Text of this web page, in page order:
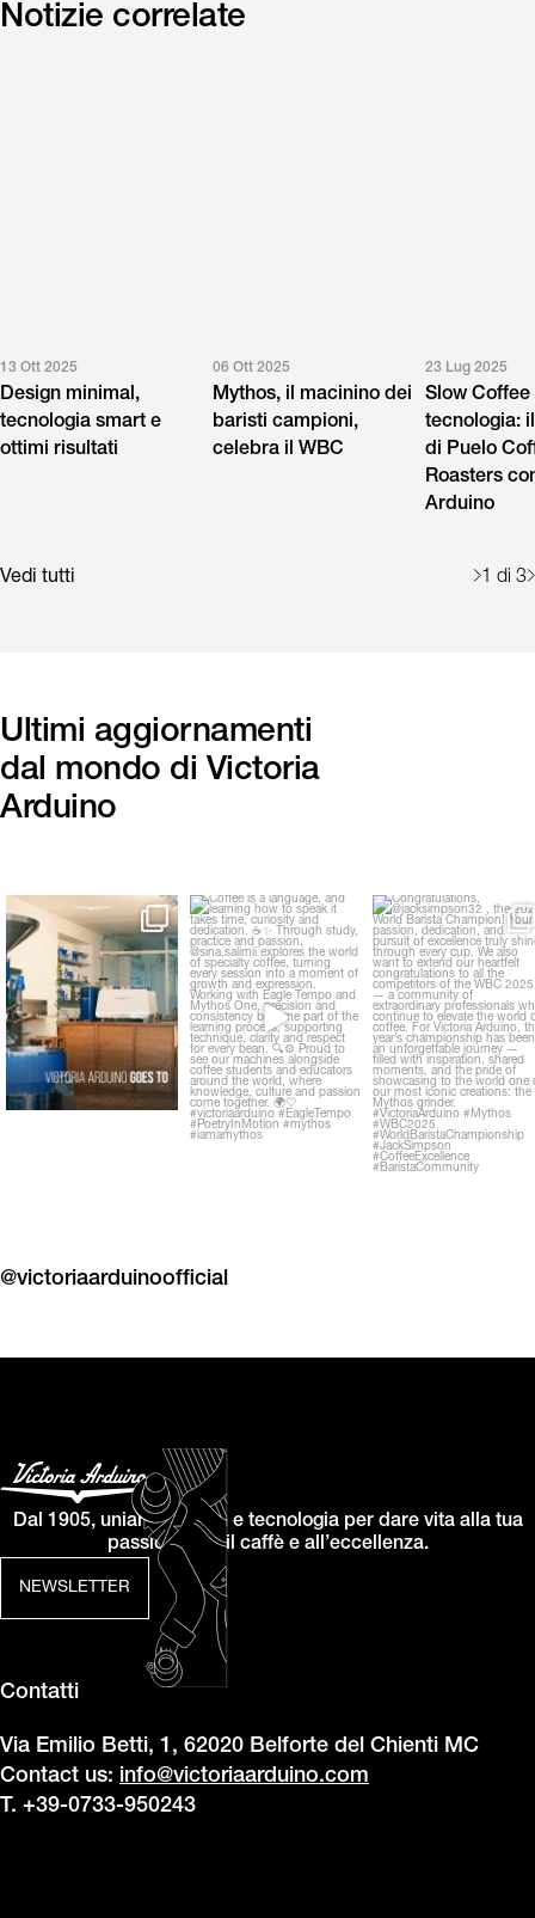
Notizie correlate
Vedi tutti 1 di 3
13 Ott 2025
Design minimal,
tecnologia smart e
ottimi risultati
06 Ott 2025
Mythos, il macinino dei
baristi campioni,
celebra il WBC
23 Lug 2025
Slow Coffee
tecnologia:
di Puelo
Roasters
Arduino
Ultimi aggiornamenti
dal mondo di Victoria
Arduino
@victoriaarduinoofficial
500 8 305 3 1309 4
NEWSLETTER
Dal 1905, uniamo design e tecnologia per dare vita alla tua
passione per il caffè e all’eccellenza.
Contatti
Via Emilio Betti, 1, 62020 Belforte del Chienti MC
Contact us: info@victoriaarduino.com
T. +39-0733-950243